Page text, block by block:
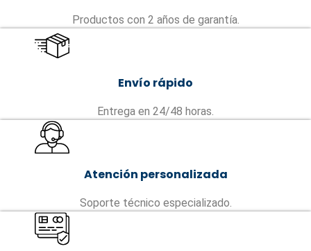
Productos con 2 años de garantía.
Envío rápido
Entrega en 24/48 horas.
Atención personalizada
Soporte técnico especializado.